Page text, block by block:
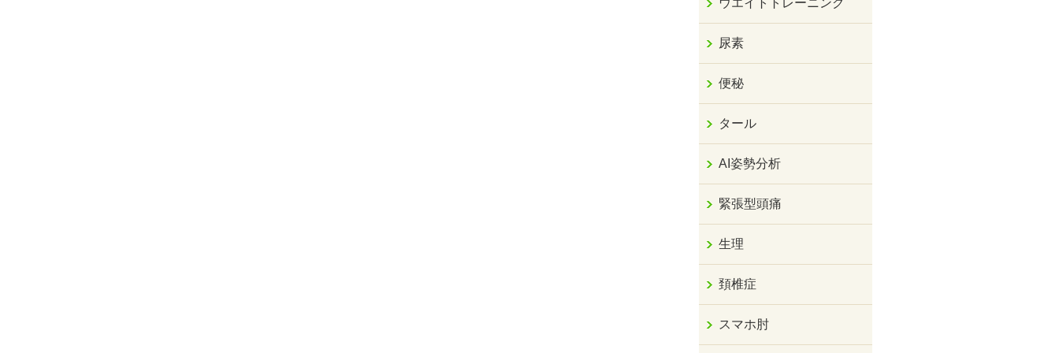
ウエイトトレーニング
尿素
便秘
タール
AI姿勢分析
緊張型頭痛
生理
頚椎症
スマホ肘